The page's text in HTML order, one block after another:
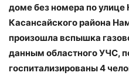
доме без номера по
Касансайского района
произошла вспышка
данным областного УЧС,
госпитализированы 4